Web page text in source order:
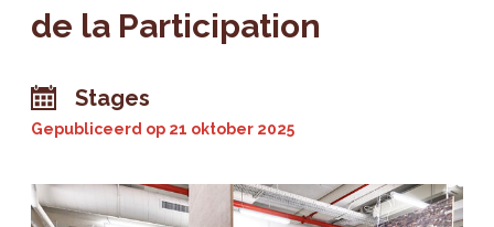
de la Participation
Stages
Gepubliceerd op 21 oktober 2025